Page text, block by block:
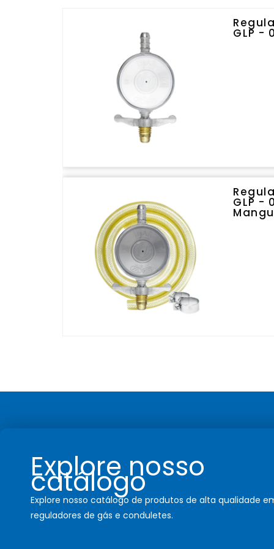
GLP -
GLP -
Explore nosso
catálogo
Explore nosso catálogo de produtos de alta qualidade
reguladores de gás e conduletes.